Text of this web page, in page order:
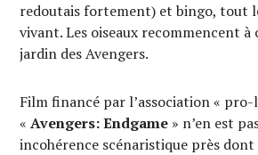
redoutais fortement) et bingo, tout
vivant. Les oiseaux recommencent à
jardin des Avengers.
Film financé par l’association « pro-
«Avengers: Endgame » n’en est
incohérence scénaristique près dont